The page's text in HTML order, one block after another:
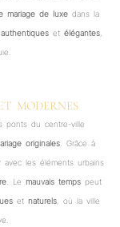
mariage de luxe dans la
authentiqueset élégantes,
MODERNES
ponts du centre-ville
originales . Grâce à
les éléments urbains
. Le mauvais temps peut
et naturels , où la ville